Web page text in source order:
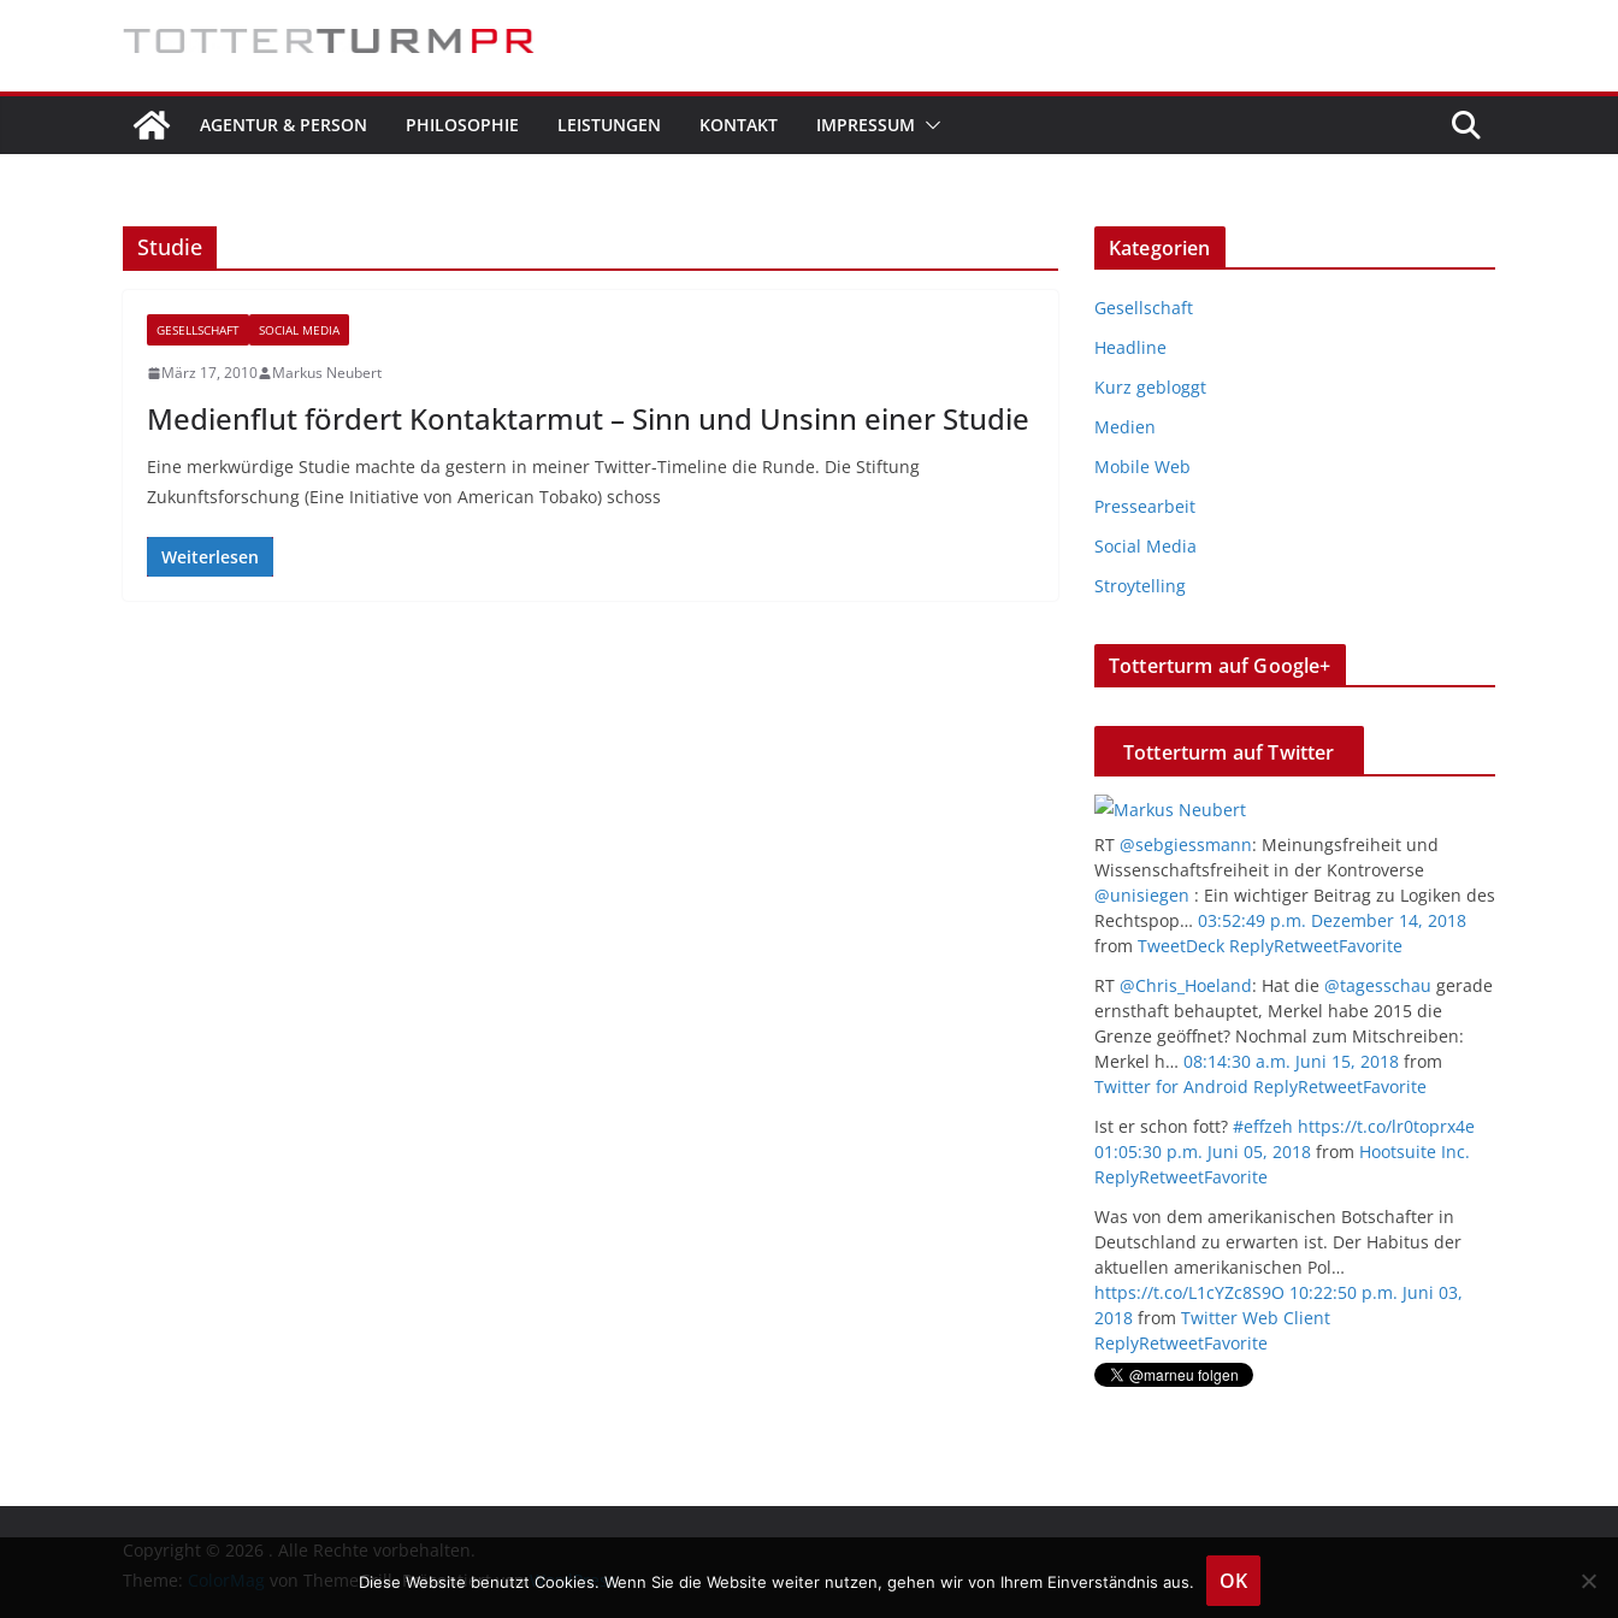
AGENTUR & PERSON PHILOSOPHIE LEISTUNGEN KONTAKT IMPRESSUM
Studie
GESELLSCHAFT SOCIAL MEDIA
März 17, 2010 Markus Neubert
Medienflut fördert Kontaktarmut – Sinn und Unsinn einer Studie
Eine merkwürdige Studie machte da gestern in meiner Twitter-Timeline die Runde. Die Stiftung
Zukunftsforschung (Eine Initiative von American Tobako) schoss
Weiterlesen
Kategorien
Gesellschaft
Headline
Kurz gebloggt
Medien
Mobile Web
Pressearbeit
Social Media
Stroytelling
Totterturm auf Google+
Totterturm auf Twitter
RT @sebgiessmann: Meinungsfreiheit und
Wissenschaftsfreiheit in der Kontroverse
@unisiegen : Ein wichtiger Beitrag zu Logiken des
Rechtspop… 03:52:49 p.m. Dezember 14, 2018
from TweetDeck ReplyRetweetFavorite
RT @Chris_Hoeland: Hat die @tagesschau gerade
ernsthaft behauptet, Merkel habe 2015 die
Grenze geöffnet? Nochmal zum Mitschreiben:
Merkel h… 08:14:30 a.m. Juni 15, 2018 from
Twitter for Android ReplyRetweetFavorite
Ist er schon fott? #effzeh https://t.co/lr0toprx4e
01:05:30 p.m. Juni 05, 2018 from Hootsuite Inc.
ReplyRetweetFavorite
Was von dem amerikanischen Botschafter in
Deutschland zu erwarten ist. Der Habitus der
aktuellen amerikanischen Pol…
https://t.co/L1cYZc8S9O 10:22:50 p.m. Juni 03,
2018 from Twitter Web Client
ReplyRetweetFavorite
Copyright © 2026 . Alle Rechte vorbehalten.
Theme: ColorMag von ThemeGrill. Präsentiert vonWordPress.
Diese Website benutzt Cookies. Wenn Sie die Website weiter nutzen, gehen wir von Ihrem Einverständnis aus. OK